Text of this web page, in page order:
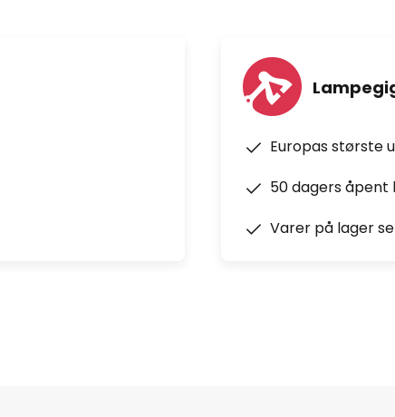
Europas største
50 dagers åpent
Varer på lager